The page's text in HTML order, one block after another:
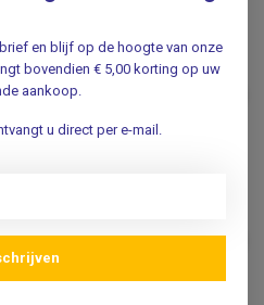
Pols -
-
€14,95
en blijf op de hoogte van onze
bovendien € 5,00 korting op uw
aankoop.
u direct per e-mail.